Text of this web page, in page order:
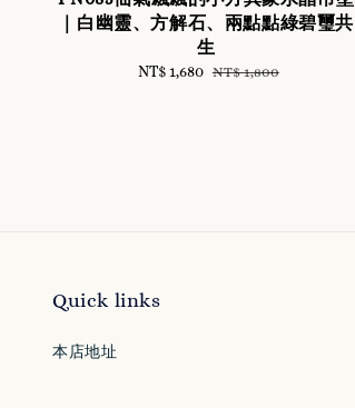
｜白幽靈、方解石、兩點點綠碧璽共
生
Sale
NT$ 1,680 Regular
NT$ 1,800
Quick links
本店地址